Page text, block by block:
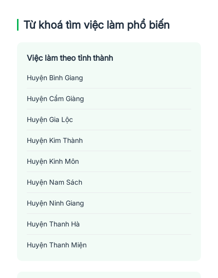
Từ khoá tìm việc làm phổ biến
Việc làm theo tỉnh thành
Huyện Bình Giang
Huyện Cẩm Giàng
Huyện Gia Lộc
Huyện Kim Thành
Huyện Kinh Môn
Huyện Nam Sách
Huyện Ninh Giang
Huyện Thanh Hà
Huyện Thanh Miện